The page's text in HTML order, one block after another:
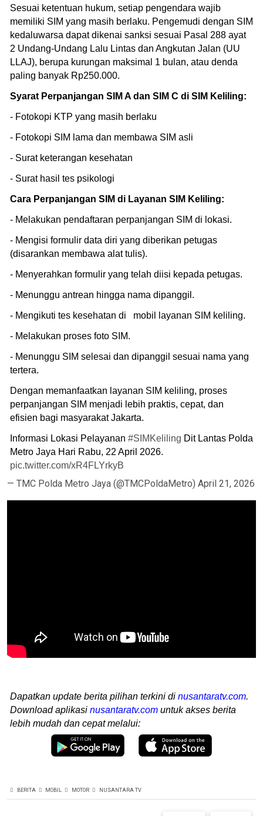
Sesuai ketentuan hukum, setiap pengendara wajib
memiliki SIM yang masih berlaku. Pengemudi dengan SIM
kedaluwarsa dapat dikenai sanksi sesuai Pasal 288 ayat
2 Undang-Undang Lalu Lintas dan Angkutan Jalan (UU
LLAJ), berupa kurungan maksimal 1 bulan, atau denda
paling banyak Rp250.000.
Syarat Perpanjangan SIM A dan SIM C di SIM Keliling:
- Fotokopi KTP yang masih berlaku
- Fotokopi SIM lama dan membawa SIM asli
- Surat keterangan kesehatan
- Surat hasil tes psikologi
Cara Perpanjangan SIM di Layanan SIM Keliling:
- Melakukan pendaftaran perpanjangan SIM di lokasi.
- Mengisi formulir data diri yang diberikan petugas
(disarankan membawa alat tulis).
- Menyerahkan formulir yang telah diisi kepada petugas.
- Menunggu antrean hingga nama dipanggil.
- Mengikuti tes kesehatan di mobil layanan SIM keliling.
- Melakukan proses foto SIM.
- Menunggu SIM selesai dan dipanggil sesuai nama yang
tertera.
Dengan memanfaatkan layanan SIM keliling, proses
perpanjangan SIM menjadi lebih praktis, cepat, dan
efisien bagi masyarakat Jakarta.
Informasi Lokasi Pelayanan #SIMKeliling Dit Lantas Polda
Metro Jaya Hari Rabu, 22 April 2026.
pic.twitter.com/xR4FLYrkyB
— TMC Polda Metro Jaya (@TMCPoldaMetro) April 21, 2026
Dapatkan update berita pilihan terkini di nusantaratv.com.
Download aplikasi nusantaratv.com untuk akses berita
lebih mudah dan cepat melalui:
BERITA MOBIL MOTOR NUSANTARA TV